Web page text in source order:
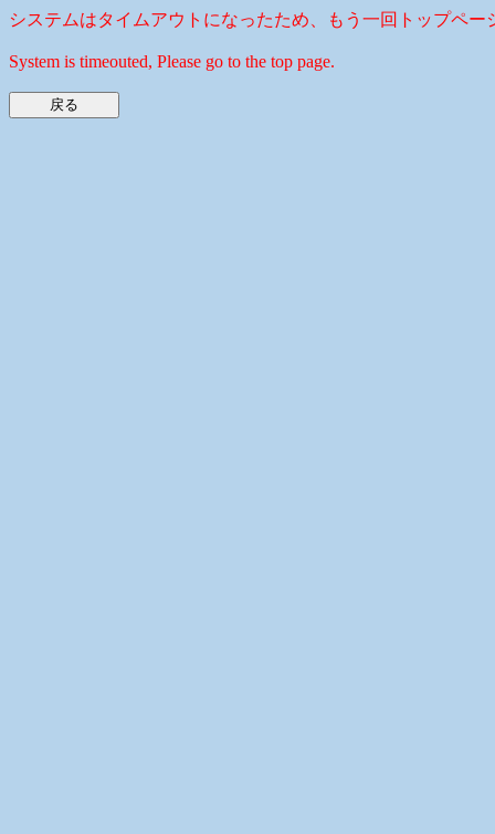
システムはタイムアウトになったため、もう一回トップペー
System is timeouted, Please go to the top page.